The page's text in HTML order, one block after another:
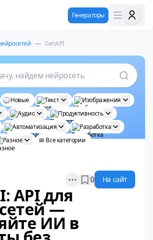
Генераторы
— GenAPI
найдем нейросеть
Новые Текст
Изображения
Аудио
Продуктивность
Автоматизация
Разработка
Разное
Все категории
Open options
0 На сайт
API для
—
ИИ в